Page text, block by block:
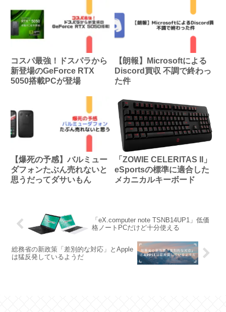
コスパ最強！ドスパラから
新登場のGeForce RTX
5050搭載PCが登場
【朗報】Microsoftによる
Discord買収 不調で終わっ
た件
【爆死の予感】バルミュー
ダフォンたぶん売れないと
思うだってダサいもん
「ZOWIE CELERITAS II」
eSportsの標準に適合した
メカニカルキーボード
「eX.computer note TSNB14UP1」低価
格ノートPCだけど十分使える
総務省の新政策「差別的な対応」とApple
は猛反発しているようだ